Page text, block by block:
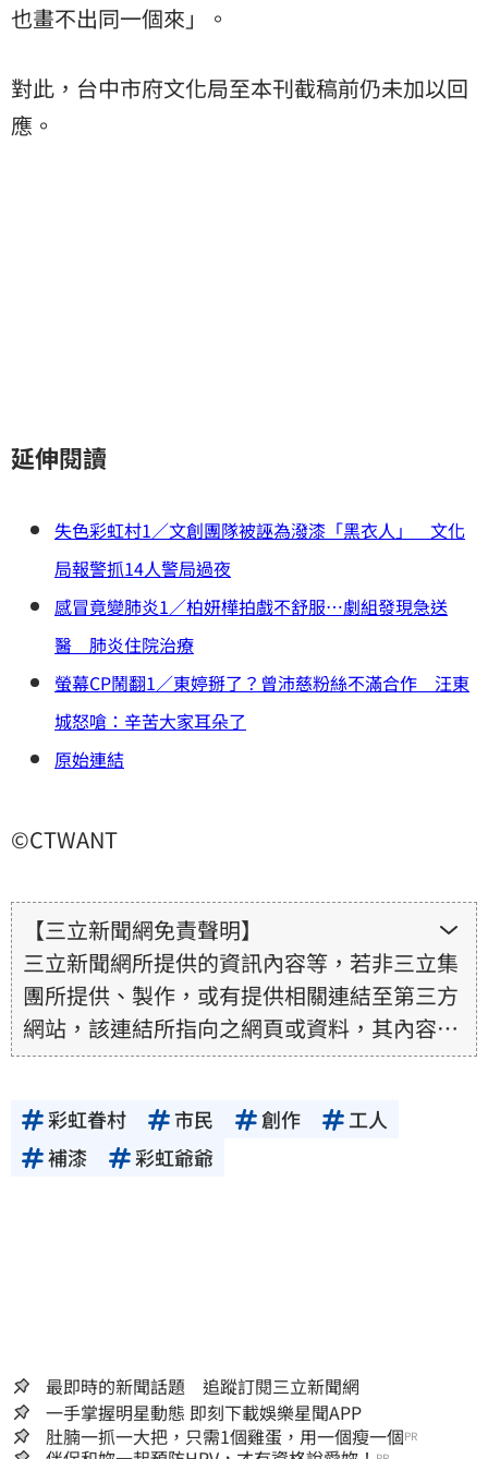
也畫不出同一個來」。
對此，台中市府文化局至本刊截稿前仍未加以回
應。
延伸閱讀
失色彩虹村1／文創團隊被誣為潑漆「黑衣人」 文化
局報警抓14人警局過夜
感冒竟變肺炎1／柏妍樺拍戲不舒服…劇組發現急送
醫 肺炎住院治療
螢幕CP鬧翻1／東婷掰了？曾沛慈粉絲不滿合作 汪東
城怒嗆：辛苦大家耳朵了
原始連結
©CTWANT
【三立新聞網免責聲明】
三立新聞網所提供的資訊內容等，若非三立集
團所提供、製作，或有提供相關連結至第三方
網站，該連結所指向之網頁或資料，其內容均
為所連結網站提供，相關權利均為該網站、內
其真實性、正確性、即時性、完整性或合法
性。三立新聞網所提供的資訊內容，若其著作
彩虹眷村 市民 創作
工人
補漆
彩虹爺爺
最即時的新聞話題 追蹤訂閱三立新聞網
一手掌握明星動態 即刻下載娛樂星聞APP
肚腩一抓一大把，只需1個雞蛋，用一個瘦一個PR